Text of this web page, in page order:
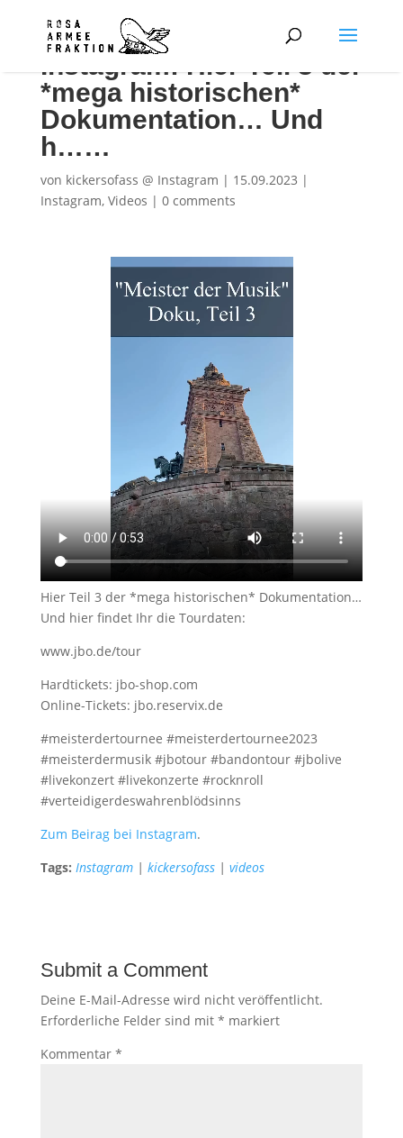
Instagram: Hier Teil 3 der
*mega historischen*
Dokumentation… Und
h……
von kickersofass @ Instagram | 15.09.2023 |
Instagram, Videos | 0 comments
Hier Teil 3 der *mega historischen* Dokumentation…
Und hier findet Ihr die Tourdaten:
www.jbo.de/tour
Hardtickets: jbo-shop.com
Online-Tickets: jbo.reservix.de
#meisterdertournee #meisterdertournee2023
#meisterdermusik #jbotour #bandontour #jbolive
#livekonzert #livekonzerte #rocknroll
#verteidigerdeswahrenblödsinns
Zum Beirag bei Instagram.
Tags: Instagram| kickersofass| videos
Submit a Comment
Deine E-Mail-Adresse wird nicht veröffentlicht.
Erforderliche Felder sind mit * markiert
Kommentar *